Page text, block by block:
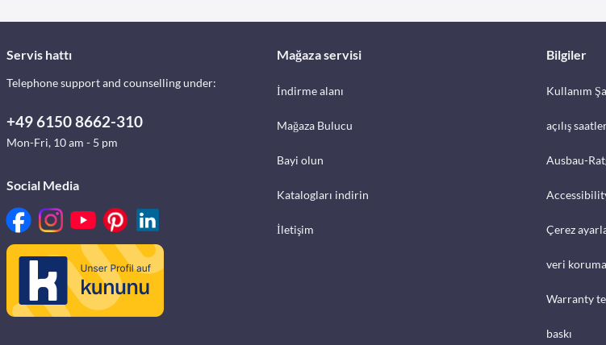
Servis hattı
Telephone support and counselling under:
+49 6150 8662-310
Mon-Fri, 10 am - 5 pm
Social Media
Mağaza servisi
İndirme alanı
Mağaza Bulucu
Bayi olun
Katalogları indirin
İletişim
Bilgiler
Kullanım
açılış
Ausbau-
Çerez
veri
Warranty
baskı